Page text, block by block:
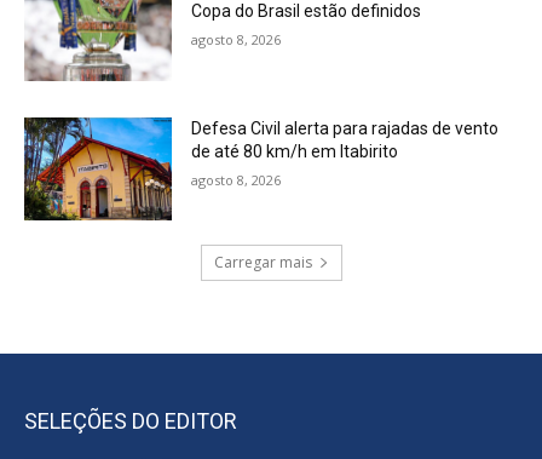
Copa do Brasil estão definidos
agosto 8, 2026
Defesa Civil alerta para rajadas de vento
de até 80 km/h em Itabirito
agosto 8, 2026
Carregar mais
SELEÇÕES DO EDITOR